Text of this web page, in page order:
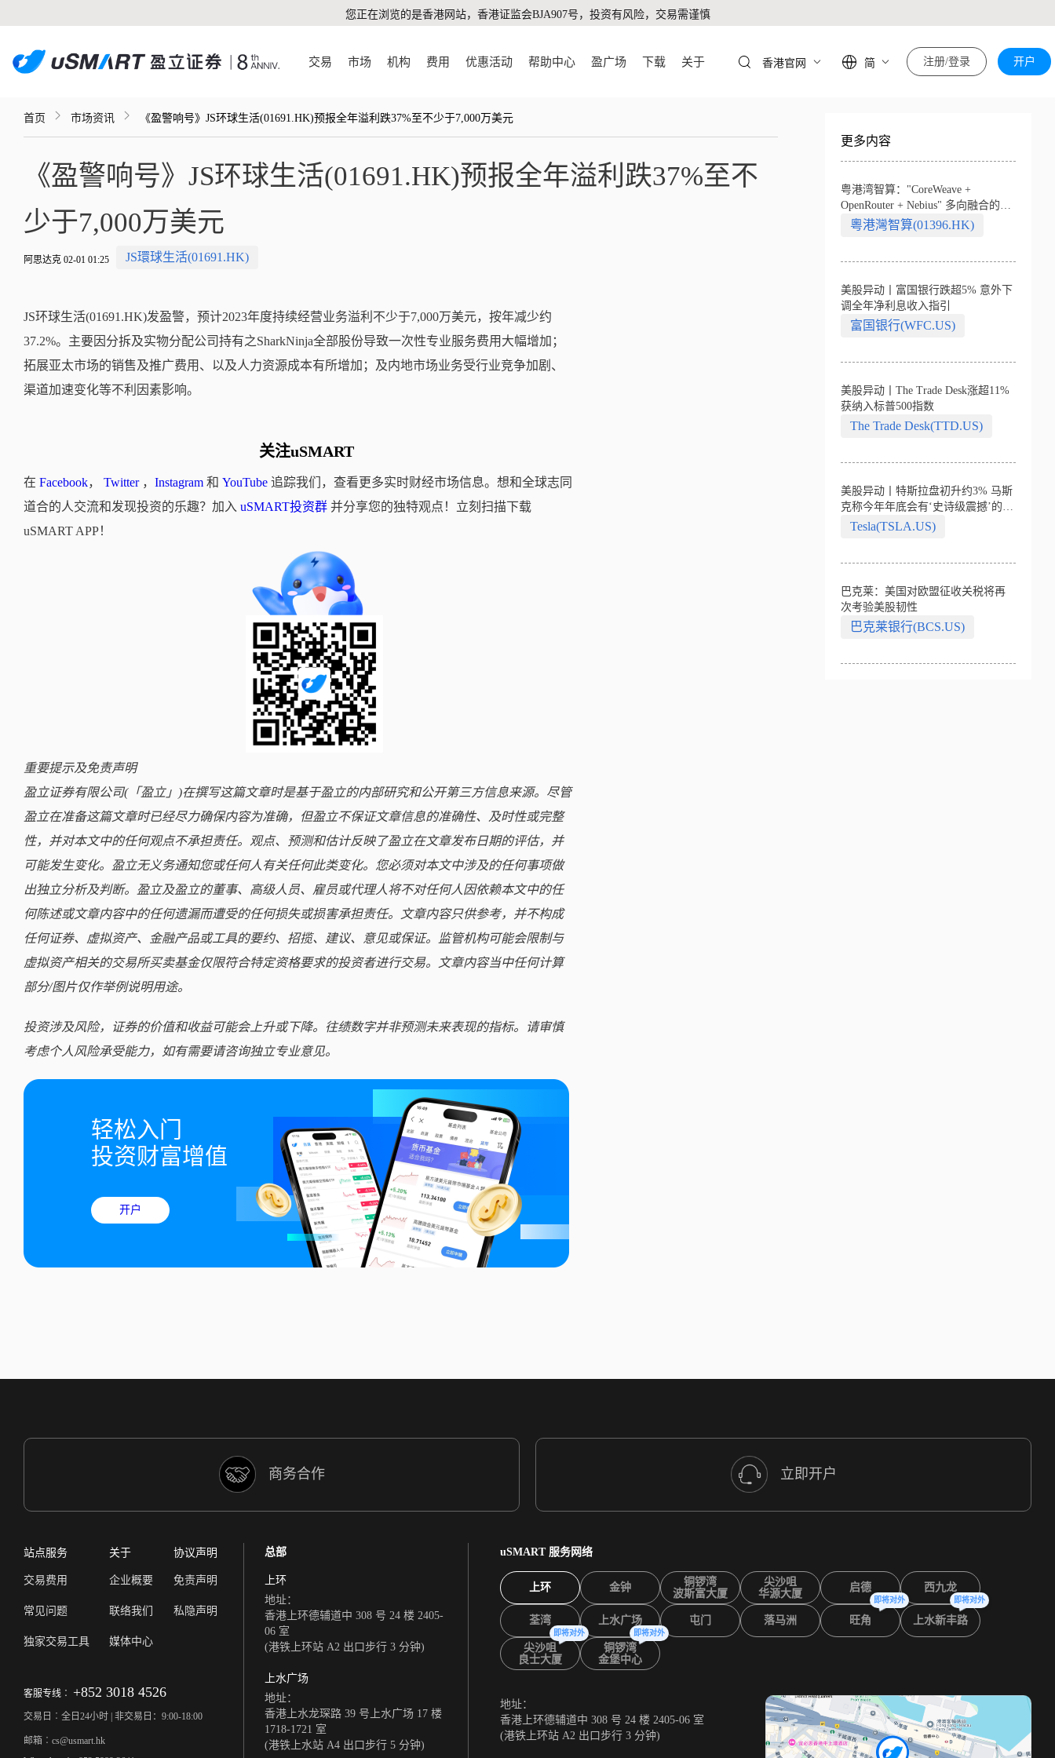
您正在浏览的是香港网站，香港证监会BJA907号，投资有风险，交易需谨慎
交易 市场 机构 费用 优惠活动 帮助中心 盈广场 下载 关于 香港官网 简 注册/登录 开户
首页 市场资讯 《盈警响号》JS环球生活(01691.HK)预报全年溢利跌37%至不少于7,000万美元
《盈警响号》JS环球生活(01691.HK)预报全年溢利跌37%至不
少于7,000万美元
阿思达克 02-01 01:25 JS環球生活(01691.HK)
JS环球生活(01691.HK)发盈警，预计2023年度持续经营业务溢利不少于7,000万美元，按年减少约
37.2%。主要因分拆及实物分配公司持有之SharkNinja全部股份导致一次性专业服务费用大幅增加；
拓展亚太市场的销售及推广费用、以及人力资源成本有所增加；及内地市场业务受行业竞争加剧、
渠道加速变化等不利因素影响。
关注uSMART
在 Facebook， Twitter， Instagram 和 YouTube 追踪我们，查看更多实时财经市场信息。想和全球志同
道合的人交流和发现投资的乐趣？加入 uSMART投资群 并分享您的独特观点！立刻扫描下载
uSMART APP！
重要提示及免责声明
盈立证券有限公司(「盈立」)在撰写这篇文章时是基于盈立的内部研究和公开第三方信息来源。尽管
盈立在准备这篇文章时已经尽力确保内容为准确，但盈立不保证文章信息的准确性、及时性或完整
性，并对本文中的任何观点不承担责任。观点、预测和估计反映了盈立在文章发布日期的评估，并
可能发生变化。盈立无义务通知您或任何人有关任何此类变化。您必须对本文中涉及的任何事项做
出独立分析及判断。盈立及盈立的董事、高级人员、雇员或代理人将不对任何人因依赖本文中的任
何陈述或文章内容中的任何遗漏而遭受的任何损失或损害承担责任。文章内容只供参考，并不构成
任何证券、虚拟资产、金融产品或工具的要约、招揽、建议、意见或保证。监管机构可能会限制与
虚拟资产相关的交易所买卖基金仅限符合特定资格要求的投资者进行交易。文章内容当中任何计算
部分/图片仅作举例说明用途。
投资涉及风险，证券的价值和收益可能会上升或下降。往绩数字并非预测未来表现的指标。请审慎
考虑个人风险承受能力，如有需要请咨询独立专业意见。
轻松入门
投资财富增值
开户
更多内容
粤港湾智算："CoreWeave +
OpenRouter + Nebius" 多向融合的中
国智算新范式
粵港灣智算(01396.HK)
美股异动丨富国银行跌超5% 意外下
调全年净利息收入指引
富国银行(WFC.US)
美股异动丨The Trade Desk涨超11%
获纳入标普500指数
The Trade Desk(TTD.US)
美股异动丨特斯拉盘初升约3% 马斯
克称今年年底会有‘史诗级震撼’的演
示Tesla(TSLA.US)
巴克莱：美国对欧盟征收关税将再
次考验美股韧性
巴克莱银行(BCS.US)
商务合作 立即开户
站点服务
交易费用
常见问题
独家交易工具
关于
企业概要
联络我们
媒体中心
协议声明
免责声明
私隐声明
客服专线︰ +852 3018 4526
交易日︰全日24小时 | 非交易日：9:00-18:00
邮箱︰cs@usmart.hk
总部
上环
地址：
香港上环德辅道中 308 号 24 楼 2405-
06 室
(港铁上环站 A2 出口步行 3 分钟)
上水广场
地址：
香港上水龙琛路 39 号上水广场 17 楼
1718-1721 室
(港铁上水站 A4 出口步行 5 分钟)
uSMART 服务网络
上环 金钟
铜锣湾
波斯富大厦
尖沙咀
华源大厦
启德 西九龙
荃湾 上水广场 屯门 落马洲 旺角
即将对外
上水新丰路
即将对外
尖沙咀
良士大厦
即将对外
铜锣湾
金堡中心
即将对外
地址：
香港上环德辅道中 308 号 24 楼 2405-06 室
(港铁上环站 A2 出口步行 3 分钟)